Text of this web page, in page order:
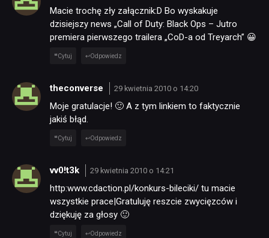
NEWSY
RECENZJE
Macie trochę zły załącznik:D Bo wyskakuje
dzisiejszy news „Call of Duty: Black Ops – Jutro
premiera pierwszego trailera „CoD-a od Treyarch” 😀
Cytuj Odpowiedz
theconverse 29 kwietnia 2010 o 14:20
Moje gratulacje! 🙂 A z tym linkiem to faktycznie
jakiś błąd.
Cytuj Odpowiedz
vv0!t3k 29 kwietnia 2010 o 14:21
http:www.cdaction.pl/konkurs-bileciki/ tu macie
wszystkie prace|Gratuluję reszcie zwycięzców i
dziękuję za głosy 🙂
Cytuj Odpowiedz